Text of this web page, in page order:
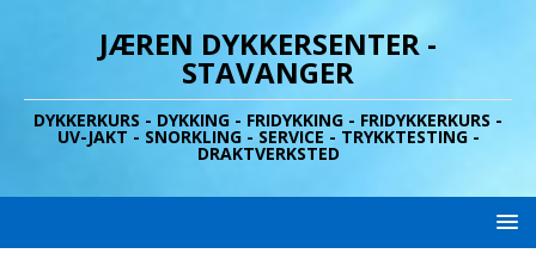
JÆREN DYKKERSENTER -
STAVANGER
DYKKERKURS - DYKKING - FRIDYKKING - FRIDYKKERKURS -
UV-JAKT - SNORKLING - SERVICE - TRYKKTESTING -
DRAKTVERKSTED